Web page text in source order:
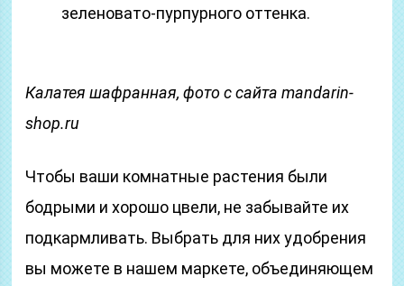
зеленовато-пурпурного оттенка.
Калатея шафранная, фото с сайта mandarin-
shop.ru
Чтобы ваши комнатные растения были
бодрыми и хорошо цвели, не забывайте их
подкармливать. Выбрать для них удобрения
вы можете в нашем маркете, объединяющем